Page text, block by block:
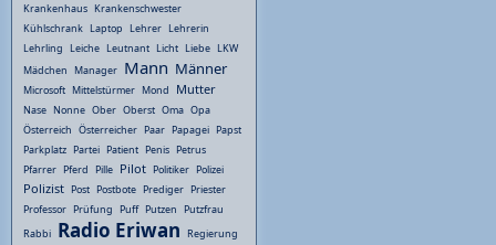
Krankenhaus Krankenschwester
Kühlschrank Laptop Lehrer Lehrerin
Lehrling Leiche Leutnant Licht Liebe LKW
Mädchen Manager Mann Männer
Microsoft Mittelstürmer Mond Mutter
Nase Nonne Ober Oberst Oma Opa
Österreich Österreicher Paar Papagei Papst
Parkplatz Partei Patient Penis Petrus
Pfarrer Pferd Pille Pilot Politiker Polizei
Polizist Post Postbote Prediger Priester
Professor Prüfung Puff Putzen Putzfrau
Rabbi Radio Eriwan Regierung